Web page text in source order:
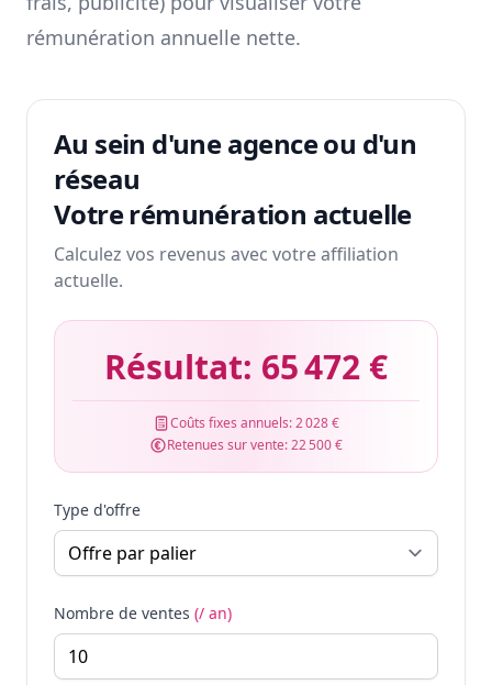
rémunération annuelle nette.
Au sein d'une agence ou d'un
réseau
Votre rémunération actuelle
Calculez vos revenus avec votre affiliation
actuelle.
Résultat: 65 472 €
Coûts fixes annuels:2 028 €
Retenues sur vente:22 500 €
Type d'offre
Nombre de ventes (/ an)